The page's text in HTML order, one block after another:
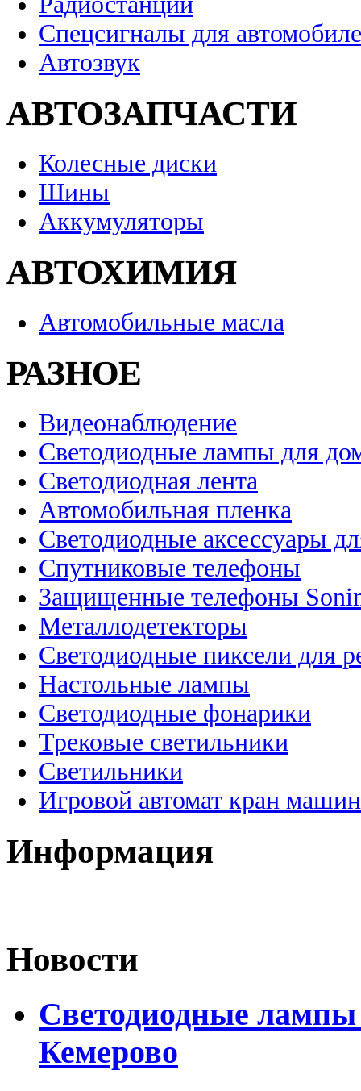
Спецсигналы для
Автозвук
АВТОЗАПЧАСТИ
Колесные диски
Шины
Аккумуляторы
АВТОХИМИЯ
Автомобильные масла
РАЗНОЕ
Видеонаблюдение
Светодиодные лампы для
Светодиодная лента
Автомобильная пленка
Светодиодные аксессуары
Спутниковые телефоны
Защищенные телефоны
Металлодетекторы
Светодиодные пиксели для
Настольные лампы
Светодиодные фонарики
Трековые светильники
Светильники
Игровой автомат кран
Информация
Новости
Светодиодные
Кемерово